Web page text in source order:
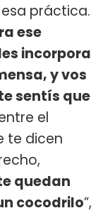
práctica.
ese
incorpora
y vos
sentís que
el
te dicen
quedan
cocodrilo”,